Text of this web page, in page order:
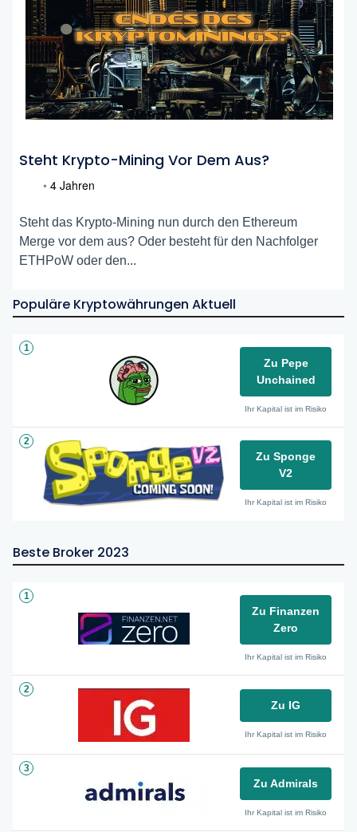
Steht Krypto-Mining Vor Dem Aus?
• 4 Jahren
Steht das Krypto-Mining nun durch den Ethereum
Merge vor dem aus? Oder besteht für den Nachfolger
ETHPoW oder den...
Populäre Kryptowährungen Aktuell
1
Zu Pepe
Unchained
Ihr Kapital ist im Risiko
2
Zu Sponge
V2
Ihr Kapital ist im Risiko
Beste Broker 2023
1
Zu Finanzen
Zero
Ihr Kapital ist im Risiko
2
Zu IG
Ihr Kapital ist im Risiko
3
Zu Admirals
Ihr Kapital ist im Risiko